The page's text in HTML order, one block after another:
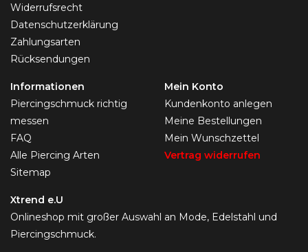
Widerrufsrecht
Datenschutzerklärung
Zahlungsarten
Rücksendungen
Informationen
Piercingschmuck richtig
messen
FAQ
Alle Piercing Arten
Sitemap
Mein Konto
Kundenkonto anlegen
Meine Bestellungen
Mein Wunschzettel
Vertrag widerrufen
Xtrend e.U
Onlineshop mit großer Auswahl an Mode, Edelstahl und
Piercingschmuck.